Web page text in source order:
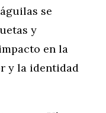
se
y
en la
y la identidad